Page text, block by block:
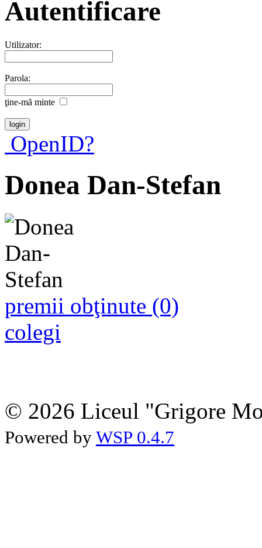
Autentificare
Utilizator:
Parola:
ţine-mã minte
OpenID?
Donea Dan-Stefan
premii obţinute (0)
colegi
© 2026 Liceul "Grigore
Powered by WSP 0.4.7